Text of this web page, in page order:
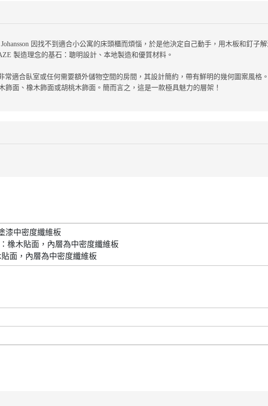
因找不到適合小公寓的床頭櫃而煩惱，於是他決定自己動手，用木板和釘子
製造理念的基石：聰明設計、本地製造和優質材料。
常適合臥室或任何需要額外儲物空間的房間，其設計簡約，帶有鮮明的幾何圖案風格
飾面、橡木飾面或胡桃木飾面。簡而言之，這是一款極具魅力的層架！
漆中密度纖維板
橡木貼面，內層為中密度纖維板
面，內層為中密度纖維板